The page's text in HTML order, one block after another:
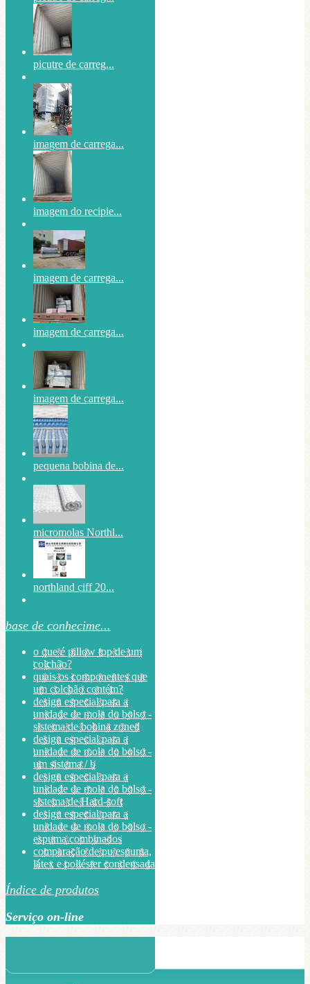
picutre de carreg...
imagem de carrega...
imagem do recipie...
imagem de carrega...
imagem de carrega...
imagem de carrega...
pequena bobina de...
micromolas Northl...
northland ciff 20...
base de conhecime...
o que é pillow top de um
colchão?
quais os componentes que
um colchão contém?
design especial para a
unidade de mola do bolso -
sistema de bobina zoned
design especial para a
unidade de mola do bolso -
um sistema / b
design especial para a
unidade de mola do bolso -
sistema de Hard-soft
design especial para a
unidade de mola do bolso -
espuma combinados
comparação de pu espuma,
látex e poliéster condensada
Índice de produtos
Serviço on-line